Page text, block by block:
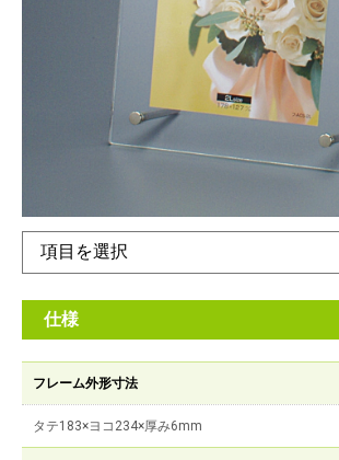
+ 税
2枚のアクリル板にプリントを挟み、ビスで
ンド棒の取り付け位置を替える事でフレーム
仕様
フレーム外形寸法
タテ183×ヨコ234×厚み6mm